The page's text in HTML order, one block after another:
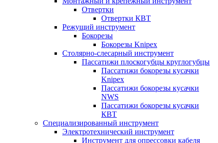
Отвертки
Отвертки КВТ
Режущий инструмент
Бокорезы
Бокорезы Knipex
Столярно-слесарный инструмент
Пассатижи плоскогубцы круглогубцы
Пассатижи бокорезы кусачки
Knipex
Пассатижи бокорезы кусачки
NWS
Пассатижи бокорезы кусачки
КВТ
Специализированный инструмент
Электротехнический инструмент
Инструмент для опрессовки кабеля